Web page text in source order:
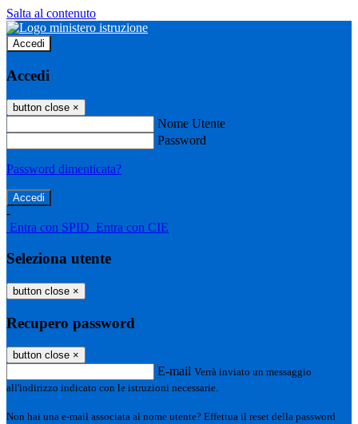
Salta al contenuto
Accedi
Accedi
button close ×
Nome Utente
Password
Password dimenticata?
-
Entra con SPID Entra con CIE
Seleziona utente
button close ×
Recupero password
button close ×
E-mail Verrà inviato un messaggio
all'indirizzo indicato con le istruzioni necessarie.
Non hai una e-mail associata al nome utente? Effettua il reset della password